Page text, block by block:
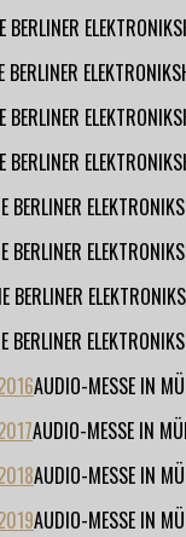
BERLINER
BERLINER
BERLINER
BERLINER
BERLINER
BERLINER
BERLINER
BERLINER
AUDIO-MESSE IN
AUDIO-MESSE IN
AUDIO-MESSE IN
AUDIO-MESSE IN